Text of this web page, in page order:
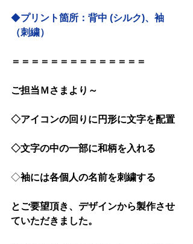
◆プリント箇所：背中 (シルク)、袖
（刺繍）
＝＝＝＝＝＝＝＝＝＝＝＝＝＝
ご担当Ｍさまより～
◇アイコンの回りに円形に文字を配置
◇文字の中の一部に和柄を入れる
◇袖には各個人の名前を刺繍する
とご要望頂き、デザインから製作させ
ていただきました。